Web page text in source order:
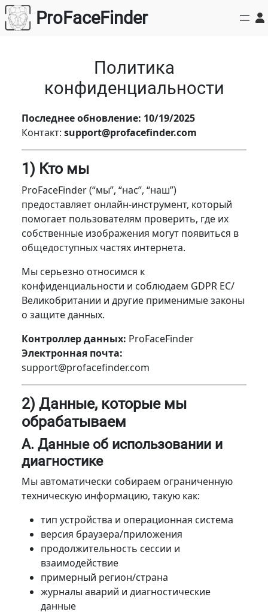
Перейти
содержимому
ProFaceFinder
Политика
конфиденциальности
Последнее обновление: 10/19/2025
Контакт: support@profacefinder.com
1) Кто мы
ProFaceFinder (“мы”, “нас”, “наш”)
предоставляет онлайн-инструмент, который
помогает пользователям проверить, где их
собственные изображения могут появиться в
общедоступных частях интернета.
Мы серьезно относимся к
конфиденциальности и соблюдаем GDPR ЕС/
Великобритании и другие применимые законы
о защите данных.
Контроллер данных: ProFaceFinder
Электронная почта:
support@profacefinder.com
2) Данные, которые мы
обрабатываем
A. Данные об использовании и
диагностике
Мы автоматически собираем ограниченную
техническую информацию, такую как:
тип устройства и операционная система
версия браузера/приложения
продолжительность сессии и
взаимодействие
примерный регион/страна
журналы аварий и диагностические
данные